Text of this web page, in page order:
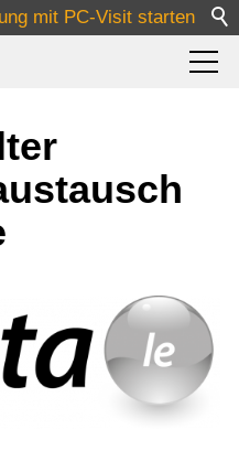
mit PC-Visit starten